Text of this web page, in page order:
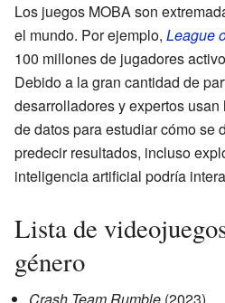
Los juegos MOBA son
el mundo. Por ejemplo, League
100 millones de jugadores
Debido a la gran cantidad de
desarrolladores y expertos
de datos para estudiar cómo se
predecir resultados, incluso
inteligencia artificial podría
Lista de
género